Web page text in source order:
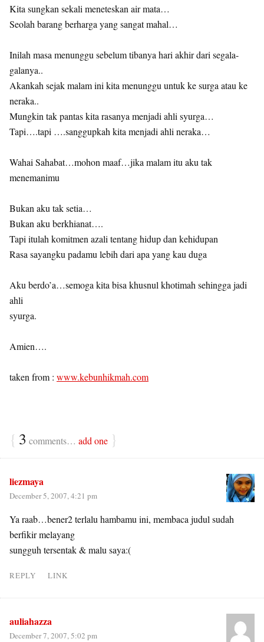
Kita sungkan sekali meneteskan air mata…
Seolah barang berharga yang sangat mahal…
Inilah masa menunggu sebelum tibanya hari akhir dari segala-
galanya..
Akankah sejak malam ini kita menunggu untuk ke surga atau ke
neraka..
Mungkin tak pantas kita rasanya menjadi ahli syurga…
Tapi….tapi ….sanggupkah kita menjadi ahli neraka…
Wahai Sahabat…mohon maaf…jika malam itu aku tak
menemanimu
Bukan aku tak setia…
Bukan aku berkhianat….
Tapi itulah komitmen azali tentang hidup dan kehidupan
Rasa sayangku padamu lebih dari apa yang kau duga
Aku berdo’a…semoga kita bisa khusnul khotimah sehingga jadi
ahli
syurga.
Amien….
taken from : www.kebunhikmah.com
{ 3 comments… add one }
liezmaya
December 5, 2007, 4:21 pm
Ya raab…bener2 terlalu hambamu ini, membaca judul sudah
berfikir melayang
sungguh tersentak & malu saya:(
REPLY LINK
auliahazza
December 7, 2007, 5:02 pm